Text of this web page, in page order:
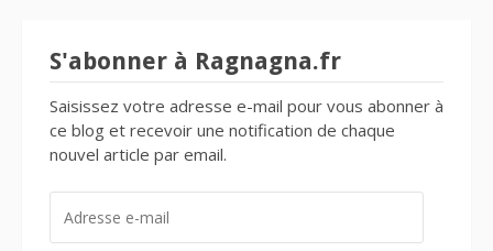
S'abonner à Ragnagna.fr
Saisissez votre adresse e-mail pour vous abonner à
ce blog et recevoir une notification de chaque
nouvel article par email.